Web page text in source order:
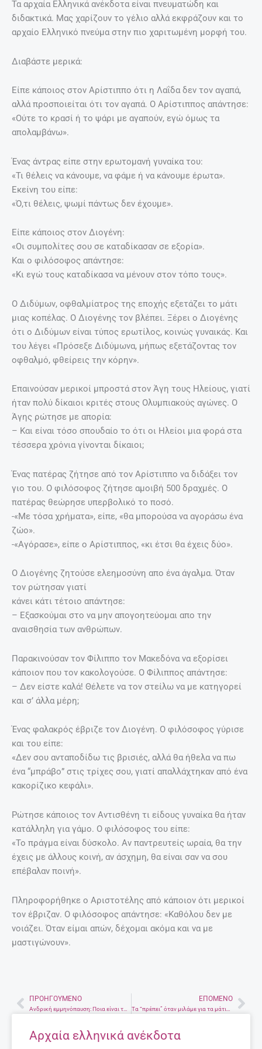
Τα αρχαία Ελληνικά ανέκδοτα είναι πνευματώδη και
διδακτικά. Μας χαρίζουν το γέλιο αλλά εκφράζουν και το
αρχαίο Ελληνικό πνεύμα στην πιο χαριτωμένη μορφή του.
Διαβάστε μερικά:
Είπε κάποιος στον Αρίστιππο ότι η Λαΐδα δεν τον αγαπά,
αλλά προσποιείται ότι τον αγαπά. Ο Αρίστιππος απάντησε:
«Ούτε το κρασί ή το ψάρι με αγαπούν, εγώ όμως τα
απολαμβάνω».
Ένας άντρας είπε στην ερωτομανή γυναίκα του:
«Τι θέλεις να κάνουμε, να φάμε ή να κάνουμε έρωτα».
Εκείνη του είπε:
«Ό,τι θέλεις, ψωμί πάντως δεν έχουμε».
Είπε κάποιος στον Διογένη:
«Οι συμπολίτες σου σε καταδίκασαν σε εξορία».
Και ο φιλόσοφος απάντησε:
«Κι εγώ τους καταδίκασα να μένουν στον τόπο τους».
Ο Διδύμων, οφθαλμίατρος της εποχής εξετάζει το μάτι
μιας κοπέλας. Ο Διογένης τον βλέπει. Ξέρει ο Διογένης
ότι ο Διδύμων είναι τύπος ερωτίλος, κοινώς γυναικάς. Και
του λέγει «Πρόσεξε Διδύμωνα, μήπως εξετάζοντας τον
οφθαλμό, φθείρεις την κόρην».
Επαινούσαν μερικοί μπροστά στον Άγη τους Ηλείους, γιατί
ήταν πολύ δίκαιοι κριτές στους Ολυμπιακούς αγώνες. Ο
Άγης ρώτησε με απορία:
– Και είναι τόσο σπουδαίο το ότι οι Ηλείοι μια φορά στα
τέσσερα χρόνια γίνονται δίκαιοι;
Ένας πατέρας ζήτησε από τον Αρίστιππο να διδάξει τον
γιο του. Ο φιλόσοφος ζήτησε αμοιβή 500 δραχμές. Ο
πατέρας θεώρησε υπερβολικό το ποσό.
-«Με τόσα χρήματα», είπε, «θα μπορούσα να αγοράσω ένα
ζώο».
-«Αγόρασε», είπε ο Αρίστιππος, «κι έτσι θα έχεις δύο».
Ο Διογένης ζητούσε ελεημοσύνη απο ένα άγαλμα. Όταν
τον ρώτησαν γιατί
κάνει κάτι τέτοιο απάντησε:
– Εξασκούμαι στο να μην απογοητεύομαι απο την
αναισθησία των ανθρώπων.
Παρακινούσαν τον Φίλιππο τον Μακεδόνα να εξορίσει
κάποιον που τον κακολογούσε. Ο Φίλιππος απάντησε:
– Δεν είστε καλά! Θέλετε να τον στείλω να με κατηγορεί
και σ’ άλλα μέρη;
Ένας φαλακρός έβριζε τον Διογένη. Ο φιλόσοφος γύρισε
και του είπε:
«Δεν σου ανταποδίδω τις βρισιές, αλλά θα ήθελα να πω
ένα “μπράβο” στις τρίχες σου, γιατί απαλλάχτηκαν από ένα
κακορίζικο κεφάλι».
Ρώτησε κάποιος τον Αντισθένη τι είδους γυναίκα θα ήταν
κατάλληλη για γάμο. Ο φιλόσοφος του είπε:
«Το πράγμα είναι δύσκολο. Αν παντρευτείς ωραία, θα την
έχεις με άλλους κοινή, αν άσχημη, θα είναι σαν να σου
επέβαλαν ποινή».
Πληροφορήθηκε ο Αριστοτέλης από κάποιον ότι μερικοί
τον έβριζαν. Ο φιλόσοφος απάντησε: «Καθόλου δεν με
νοιάζει. Όταν είμαι απών, δέχομαι ακόμα και να με
μαστιγώνουν».
Prev
ΠΡΟΗΓΟΎΜΕΝΟ ΕΠΌΜΕΝΟ
Αρχαία ελληνικά ανέκδοτα